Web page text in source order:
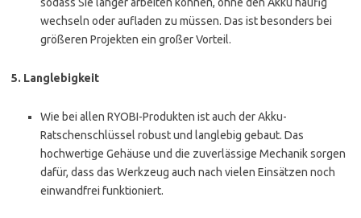
sodass Sie länger arbeiten können, ohne den Akku häufig
wechseln oder aufladen zu müssen. Das ist besonders bei
größeren Projekten ein großer Vorteil.
5. Langlebigkeit
Wie bei allen RYOBI-Produkten ist auch der Akku-
Ratschenschlüssel robust und langlebig gebaut. Das
hochwertige Gehäuse und die zuverlässige Mechanik sorgen
dafür, dass das Werkzeug auch nach vielen Einsätzen noch
einwandfrei funktioniert.